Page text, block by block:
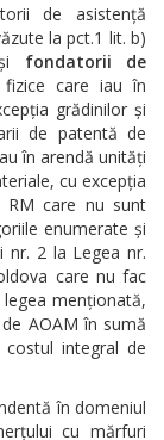
de asistență
la pct.1 lit. b)
fondatorii de
care iau în
grădinilor și
de patentă de
în arendă unități
cu excepția
care nu sunt
enumerate și
nr. 2 la Legea nr.
care nu fac
menționată,
AOAM în sumă
integral de
în domeniul
cu mărfuri